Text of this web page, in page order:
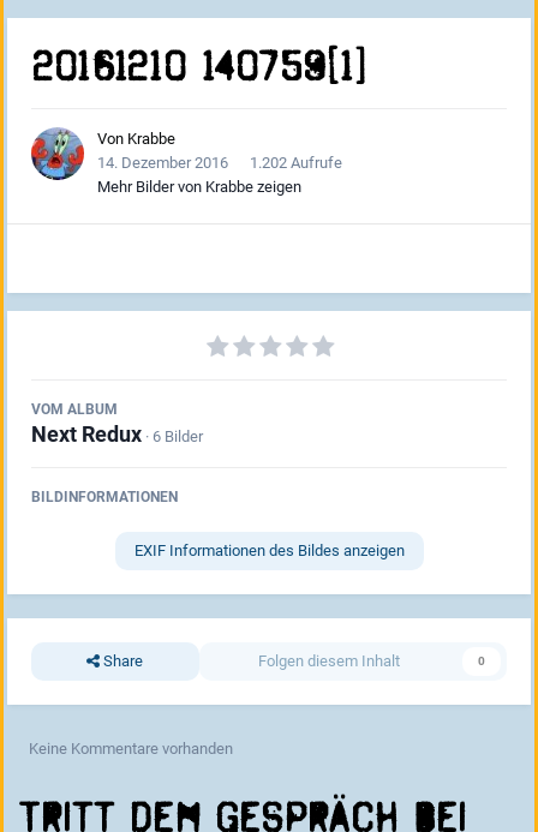
20161210 140759[1]
Von Krabbe
14. Dezember 2016
1.202 Aufrufe
Mehr Bilder von Krabbe zeigen
VOM ALBUM
Next Redux · 6 Bilder
BILDINFORMATIONEN
EXIF Informationen des Bildes anzeigen
Share Folgen diesem Inhalt 0
Keine Kommentare vorhanden
Tritt dem Gespräch bei